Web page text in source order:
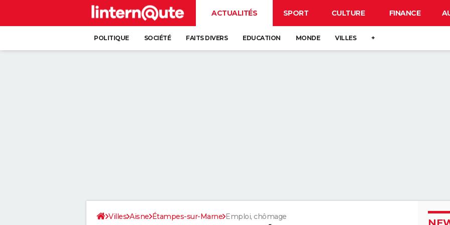
ACTUALITÉS SPORT CULTURE FINANCE
POLITIQUE SOCIÉTÉ FAITS DIVERS EDUCATION MONDE VILLES +
Villes Aisne Étampes-sur-Marne Emploi, chômage